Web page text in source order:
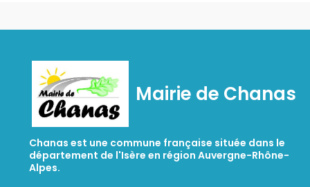
Mairie de Chanas
Chanas est une commune française située dans le
département de l'Isère en région Auvergne-Rhône-
Alpes.